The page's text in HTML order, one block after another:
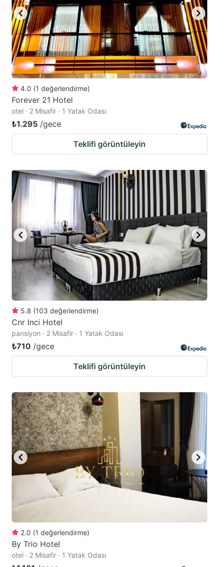
4.0 (1 değerlendirme)
Forever 21 Hotel
otel · 2 Misafir · 1 Yatak Odası
₺1.295 /gece
Teklifi görüntüleyin
5.8 (103 değerlendirme)
Cnr Inci Hotel
pansiyon · 2 Misafir · 1 Yatak Odası
₺710 /gece
Teklifi görüntüleyin
2.0 (1 değerlendirme)
By Trio Hotel
otel · 2 Misafir · 1 Yatak Odası